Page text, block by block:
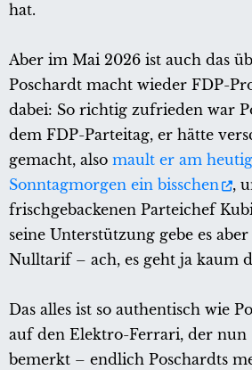
hat.
Aber im Mai 2026 ist auch das
Poschardt macht wieder FDP-
dabei: So richtig zufrieden war
dem FDP-Parteitag, er hätte
gemacht, also mault er am
Sonntagmorgen ein bisschen
,
frischgebackenen Parteichef
seine Unterstützung gebe es
Nulltarif – ach, es geht ja kaum
Das alles ist so authentisch wie
auf den Elektro-Ferrari, der nun
bemerkt – endlich Poschardts